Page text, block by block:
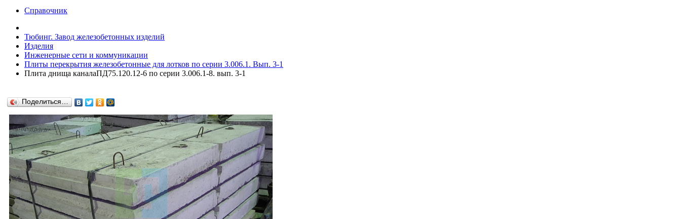
Справочник
Тюбинг. Завод железобетонных изделий
Изделия
Инженерные сети и коммуникации
Плиты перекрытия железобетонные для лотков по серии 3.006.1. Вып. 3-1
Плита днища каналаПД75.120.12-6 по серии 3.006.1-8. вып. 3-1
Поделиться…